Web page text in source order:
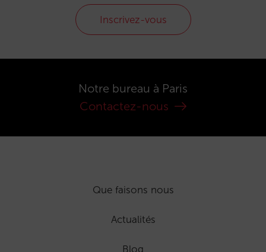
Inscrivez-vous
Notre bureau à Paris
Contactez-nous
Que faisons nous
Actualités
Blog